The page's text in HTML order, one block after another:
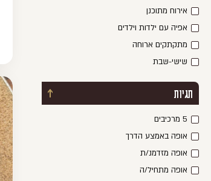
אירוח מתוכנן
אפיה עם ילדות וילדים
מתקתקים ארוחה
שישי-שבת
כפתור פתיחת / סגירת מסנן
תגיות
5 מרכיבים
אופה באמצע הדרך
אופה מזדמנ/ת
אופה מתחיל/ה